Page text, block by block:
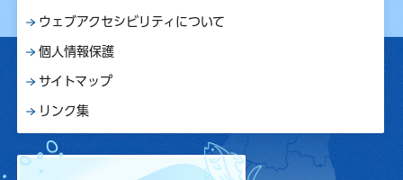
ウェブアクセシビリティについて
個人情報保護
サイトマップ
リンク集